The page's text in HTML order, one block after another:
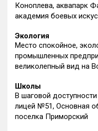
Коноплева, аквапарк
академия боевых
Экология
Место спокойное,
промышленных
великолепный вид на
Школы
В шаговой
лицей №51, Основная
поселка Приморский